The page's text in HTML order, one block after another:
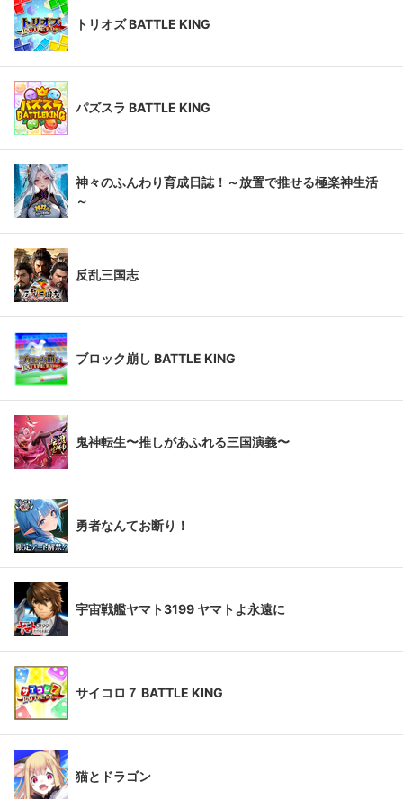
トリオズ BATTLE KING
パズスラ BATTLE KING
神々のふんわり育成日誌！～放置で推せる極楽神生活
～
反乱三国志
ブロック崩し BATTLE KING
鬼神転生〜推しがあふれる三国演義〜
勇者なんてお断り！
宇宙戦艦ヤマト3199 ヤマトよ永遠に
サイコロ７ BATTLE KING
猫とドラゴン